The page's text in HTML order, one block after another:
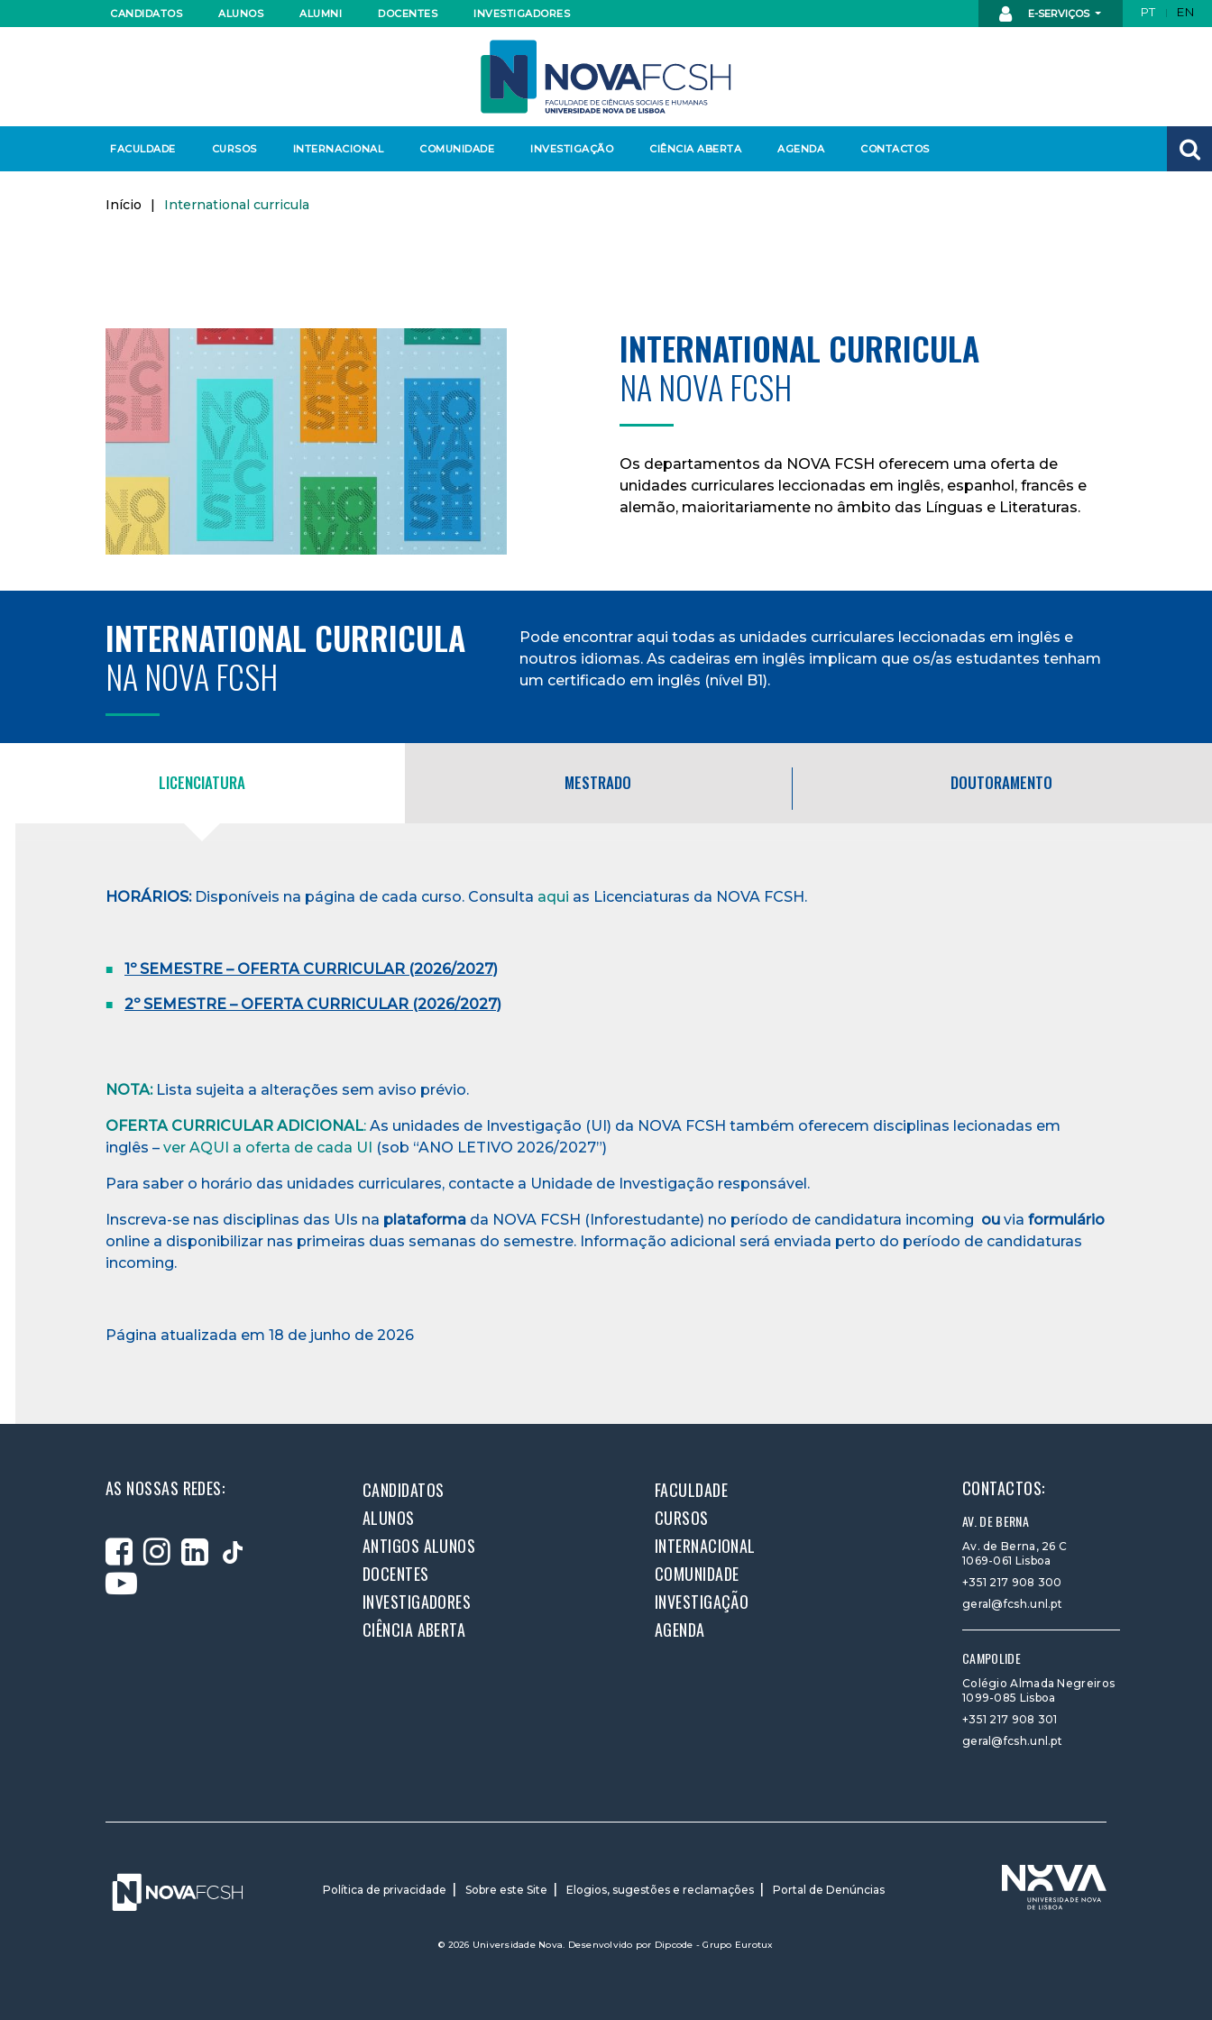
E-SERVIÇOS PT EN
CANDIDATOS ALUNOS ALUMNI DOCENTES INVESTIGADORES
FACULDADE CURSOS INTERNACIONAL COMUNIDADE INVESTIGAÇÃO CIÊNCIA ABERTA AGENDA CONTACTOS
Início | International curricula
INTERNATIONAL CURRICULA
NA NOVA FCSH
Os departamentos da NOVA FCSH oferecem uma oferta de
unidades curriculares leccionadas em inglês, espanhol, francês e
alemão, maioritariamente no âmbito das Línguas e Literaturas.
INTERNATIONAL CURRICULA
NA NOVA FCSH
Pode encontrar aqui todas as unidades curriculares leccionadas em inglês e
noutros idiomas. As cadeiras em inglês implicam que os/as estudantes tenham
um certificado em inglês (nível B1).
LICENCIATURA MESTRADO DOUTORAMENTO
HORÁRIOS:Disponíveis na página de cada curso. Consulta aqui as Licenciaturas da NOVA FCSH.
1º SEMESTRE – OFERTA CURRICULAR (2026/2027)
2º SEMESTRE – OFERTA CURRICULAR (2026/2027)
NOTA: Lista sujeita a alterações sem aviso prévio.
OFERTA CURRICULAR ADICIONAL: As unidades de Investigação (UI) da NOVA FCSH também oferecem disciplinas lecionadas em
inglês – ver AQUI a oferta de cada UI (sob “ANO LETIVO 2026/2027”)
Para saber o horário das unidades curriculares, contacte a Unidade de Investigação responsável.
Inscreva-se nas disciplinas das UIs na plataforma da NOVA FCSH (Inforestudante) no período de candidatura incoming ou via formulário
online a disponibilizar nas primeiras duas semanas do semestre. Informação adicional será enviada perto do período de candidaturas
incoming.
Página atualizada em 18 de junho de 2026
AS NOSSAS REDES: CANDIDATOS
FACULDADE
ALUNOS
CURSOS
ANTIGOS ALUNOS
INTERNACIONAL
DOCENTES
COMUNIDADE
INVESTIGADORES
INVESTIGAÇÃO
CIÊNCIA ABERTA
AGENDA
CONTACTOS:
AV. DE BERNA
Av. de Berna, 26 C
1069-061 Lisboa
+351 217 908 300
geral@fcsh.unl.pt
CAMPOLIDE
Colégio Almada Negreiros
1099-085 Lisboa
+351 217 908 301
geral@fcsh.unl.pt
Política de privacidade Sobre este Site Elogios, sugestões e reclamações Portal de Denúncias
© 2026 Universidade Nova. Desenvolvido por Dipcode - Grupo Eurotux